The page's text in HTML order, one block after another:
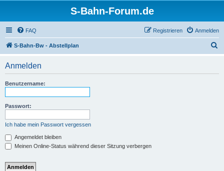
S-Bahn-Forum.de
FAQ Anmelden
Registrieren
S-Bahn-Bw - Abstellplan
Anmelden
Benutzername:
Passwort:
Ich habe mein Passwort vergessen
Angemeldet bleiben
Meinen Online-Status während dieser Sitzung verbergen